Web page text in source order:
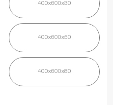
400х600х30
400х600х50
400х600х80